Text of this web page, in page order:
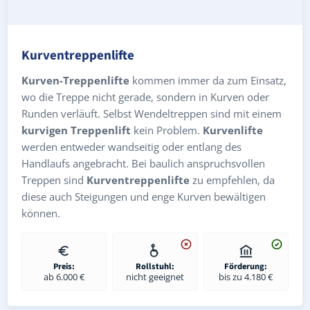
Kurventreppenlifte
Kurven-Treppenlifte kommen immer da zum Einsatz,
wo die Treppe nicht gerade, sondern in Kurven oder
Runden verläuft. Selbst Wendeltreppen sind mit einem
kurvigen Treppenlift kein Problem. Kurvenlifte
werden entweder wandseitig oder entlang des
Handlaufs angebracht. Bei baulich anspruchsvollen
Treppen sind Kurventreppenlifte zu empfehlen, da
diese auch Steigungen und enge Kurven bewältigen
können.
Preis:
ab 6.000 €
Rollstuhl:
nicht geeignet
Förderung:
bis zu 4.180 €